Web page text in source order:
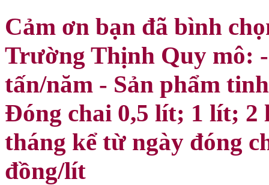
Cảm ơn bạn đã bình
Trường Thịnh Quy mô:
tấn/năm - Sản phẩm
Đóng chai 0,5 lít; 1 lít; 2
tháng kể từ ngày đóng
đồng/lít